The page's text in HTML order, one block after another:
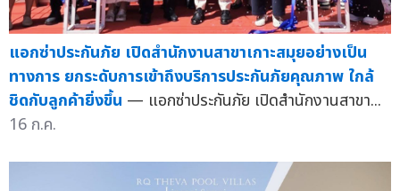
แอกซ่าประกันภัย เปิดสำนักงานสาขาเกาะสมุยอย่างเป็น
ทางการ ยกระดับการเข้าถึงบริการประกันภัยคุณภาพ ใกล้
ชิดกับลูกค้ายิ่งขึ้น — แอกซ่าประกันภัย เปิดสำนักงานสาขา...
16 ก.ค.